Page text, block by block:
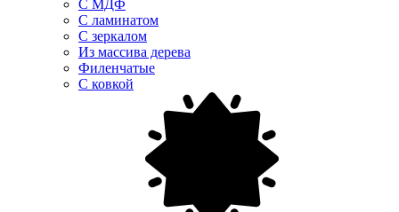
С МДФ
С ламинатом
С зеркалом
Из массива дерева
Филенчатые
С ковкой